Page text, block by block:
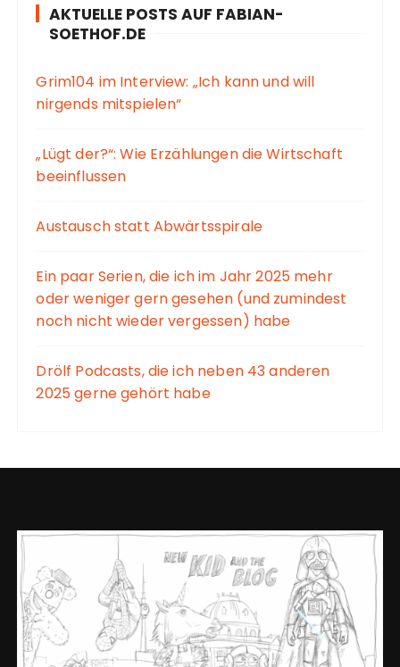
AKTUELLE POSTS AUF FABIAN-
SOETHOF.DE
Grim104 im Interview: „Ich kann und will
nirgends mitspielen“
„Lügt der?“: Wie Erzählungen die Wirtschaft
beeinflussen
Austausch statt Abwärtsspirale
Ein paar Serien, die ich im Jahr 2025 mehr
oder weniger gern gesehen (und zumindest
noch nicht wieder vergessen) habe
Drölf Podcasts, die ich neben 43 anderen
2025 gerne gehört habe